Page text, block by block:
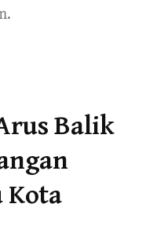
Balik